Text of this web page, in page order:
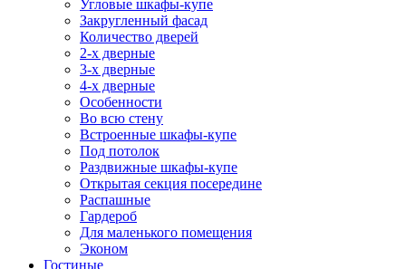
Угловые шкафы-купе
Закругленный фасад
Количество дверей
2-х дверные
3-х дверные
4-х дверные
Особенности
Во всю стену
Встроенные шкафы-купе
Под потолок
Раздвижные шкафы-купе
Открытая секция посередине
Распашные
Гардероб
Для маленького помещения
Эконом
Гостиные